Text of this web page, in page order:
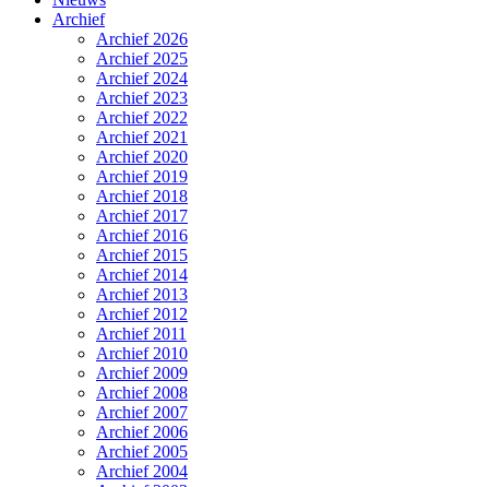
Archief
Archief 2026
Archief 2025
Archief 2024
Archief 2023
Archief 2022
Archief 2021
Archief 2020
Archief 2019
Archief 2018
Archief 2017
Archief 2016
Archief 2015
Archief 2014
Archief 2013
Archief 2012
Archief 2011
Archief 2010
Archief 2009
Archief 2008
Archief 2007
Archief 2006
Archief 2005
Archief 2004